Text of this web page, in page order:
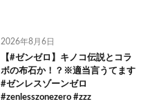
2026年8月6日
【#ゼンゼロ】キノコ伝説とコラ
ボの布石か！？※適当言うてます
#ゼンレスゾーンゼロ
#zenlesszonezero #zzz